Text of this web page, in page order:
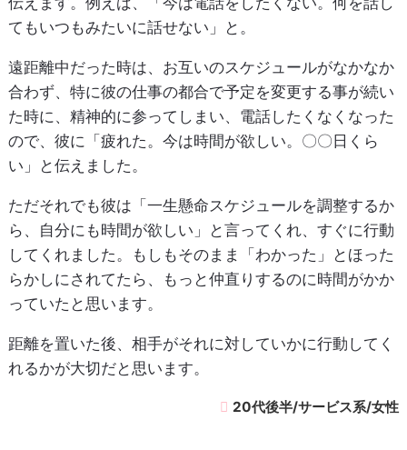
てもいつもみたいに話せない」と。
遠距離中だった時は、お互いのスケジュールがなかなか
合わず、特に彼の仕事の都合で予定を変更する事が続い
た時に、精神的に参ってしまい、電話したくなくなった
ので、彼に「疲れた。今は時間が欲しい。〇〇日くら
い」と伝えました。
ただそれでも彼は「一生懸命スケジュールを調整するか
ら、自分にも時間が欲しい」と言ってくれ、すぐに行動
してくれました。もしもそのまま「わかった」とほった
らかしにされてたら、もっと仲直りするのに時間がかか
っていたと思います。
距離を置いた後、相手がそれに対していかに行動してく
れるかが大切だと思います。
20代後半/サービス系/女性